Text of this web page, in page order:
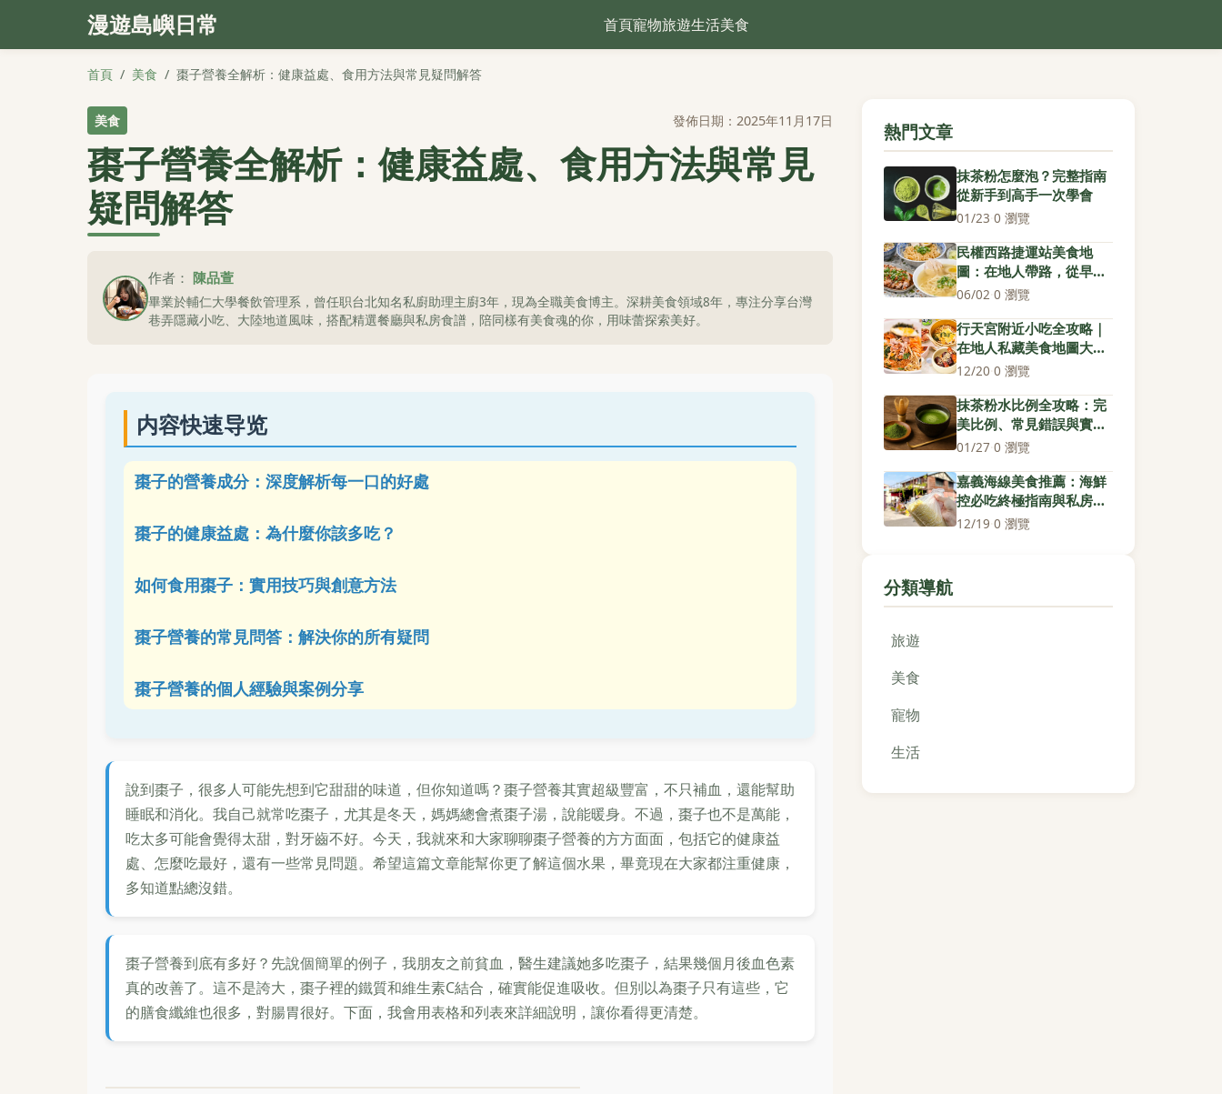
漫遊島嶼日常 首頁寵物旅遊生活美食
首頁 / 美食 / 棗子營養全解析：健康益處、食用方法與常見疑問解答
美食 發佈日期：2025年11月17日
棗子營養全解析：健康益處、食用方法與常見
疑問解答
作者： 陳品萱
畢業於輔仁大學餐飲管理系，曾任职台北知名私廚助理主廚3年，現為全職美食博主。深耕美食領域8年，專注分享台灣
巷弄隱藏小吃、大陸地道風味，搭配精選餐廳與私房食譜，陪同樣有美食魂的你，用味蕾探索美好。
内容快速导览
棗子的營養成分：深度解析每一口的好處
棗子的健康益處：為什麼你該多吃？
如何食用棗子：實用技巧與創意方法
棗子營養的常見問答：解決你的所有疑問
棗子營養的個人經驗與案例分享
說到棗子，很多人可能先想到它甜甜的味道，但你知道嗎？棗子營養其實超級豐富，不只補血，還能幫助
睡眠和消化。我自己就常吃棗子，尤其是冬天，媽媽總會煮棗子湯，說能暖身。不過，棗子也不是萬能，
吃太多可能會覺得太甜，對牙齒不好。今天，我就來和大家聊聊棗子營養的方方面面，包括它的健康益
處、怎麼吃最好，還有一些常見問題。希望這篇文章能幫你更了解這個水果，畢竟現在大家都注重健康，
多知道點總沒錯。
棗子營養到底有多好？先說個簡單的例子，我朋友之前貧血，醫生建議她多吃棗子，結果幾個月後血色素
真的改善了。這不是誇大，棗子裡的鐵質和維生素C結合，確實能促進吸收。但別以為棗子只有這些，它
的膳食纖維也很多，對腸胃很好。下面，我會用表格和列表來詳細說明，讓你看得更清楚。
熱門文章
抹茶粉怎麼泡？完整指南
從新手到高手一次學會
01/23·0 瀏覽
民權西路捷運站美食地
圖：在地人帶路，從早餐
到宵夜必吃清單
06/02·0 瀏覽
行天宮附近小吃全攻略｜
在地人私藏美食地圖大公
開
12/20·0 瀏覽
抹茶粉水比例全攻略：完
美比例、常見錯誤與實用
技巧
01/27·0 瀏覽
嘉義海線美食推薦：海鮮
控必吃終極指南與私房景
點
12/19·0 瀏覽
分類導航
旅遊
美食
寵物
生活